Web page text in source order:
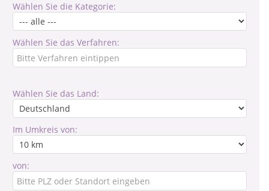
Wählen Sie die Kategorie:
Wählen Sie das Verfahren:
Wählen Sie das Land:
Im Umkreis von:
von: